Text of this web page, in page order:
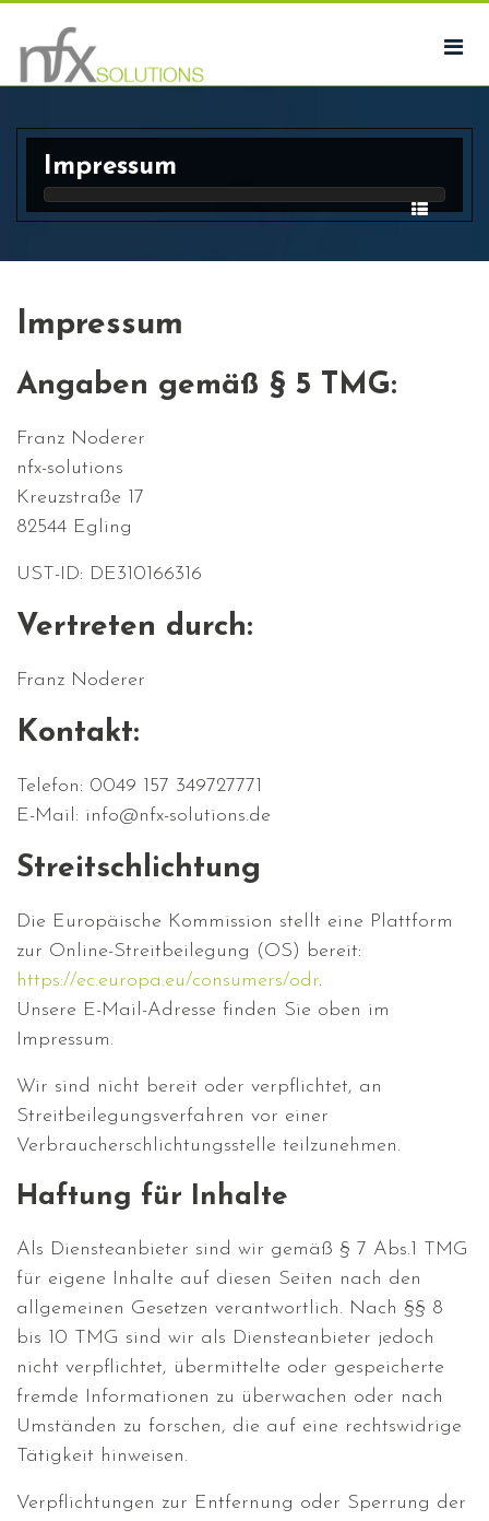
Impressum
Impressum
Angaben gemäß § 5 TMG:
Franz Noderer
nfx-solutions
Kreuzstraße 17
82544 Egling
UST-ID: DE310166316
Vertreten durch:
Franz Noderer
Kontakt:
Telefon: 0049 157 349727771
E-Mail: info@nfx-solutions.de
Streitschlichtung
Die Europäische Kommission stellt eine Plattform
zur Online-Streitbeilegung (OS) bereit:
https://ec.europa.eu/consumers/odr.
Unsere E-Mail-Adresse finden Sie oben im
Impressum.
Wir sind nicht bereit oder verpflichtet, an
Streitbeilegungsverfahren vor einer
Verbraucherschlichtungsstelle teilzunehmen.
Haftung für Inhalte
Als Diensteanbieter sind wir gemäß § 7 Abs.1 TMG
für eigene Inhalte auf diesen Seiten nach den
allgemeinen Gesetzen verantwortlich. Nach §§ 8
bis 10 TMG sind wir als Diensteanbieter jedoch
nicht verpflichtet, übermittelte oder gespeicherte
fremde Informationen zu überwachen oder nach
Umständen zu forschen, die auf eine rechtswidrige
Tätigkeit hinweisen.
Verpflichtungen zur Entfernung oder Sperrung der